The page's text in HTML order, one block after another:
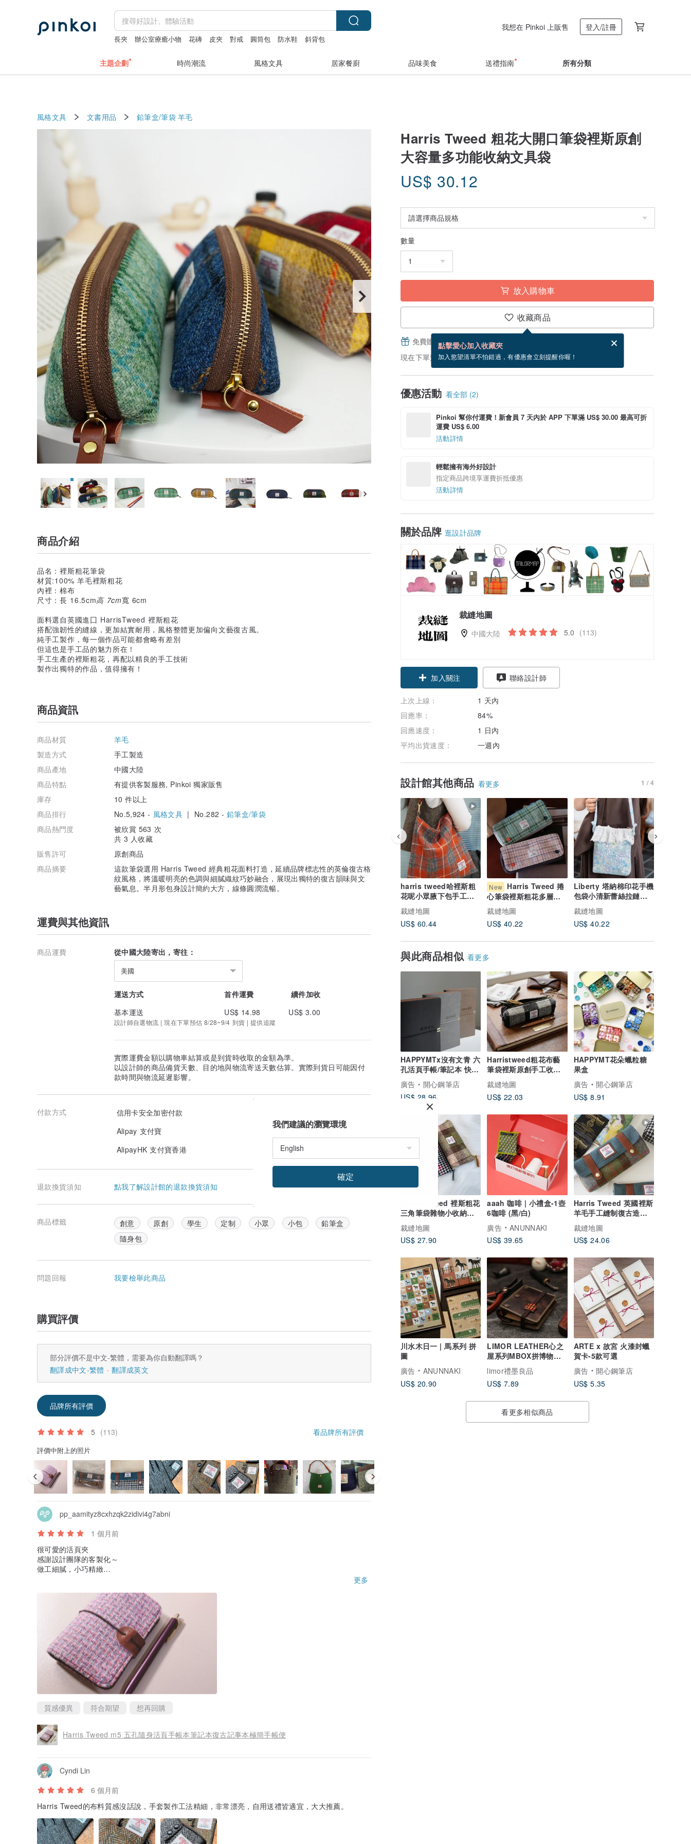
長夾 辦公室療癒小物 花磚 皮夾 對戒 圓筒包 防水鞋 斜背包
我想在 Pinkoi 上販售 登入/註冊
主題企劃 時尚潮流 風格文具 居家餐廚 品味美食 送禮指南 所有分類
風格文具 文書用品 鉛筆盒/筆袋 羊毛
Harris Tweed 粗花大開口筆袋裡斯原創
大容量多功能收納文具袋
US$ 30.12
數量
放入購物車
收藏商品
點擊愛心加入收藏夾
加入慾望清單不怕錯過，有優惠會立刻提醒你喔！
免費贈送電子賀卡，結帳完成後填寫
現在下單預估 8/28~9/4 到貨。
優惠活動 看全部 (2)
Pinkoi 幫你付運費！新會員 7 天內於 APP 下單滿 US$ 30.00 最高可折
運費 US$ 6.00
活動詳情
輕鬆擁有海外好設計
指定商品跨境享運費折抵優惠
活動詳情
關於品牌 逛設計品牌
裁縫地圖
中國大陸 5.0 (113)
加入關注 聯絡設計師
上次上線：
1 天內
回應率：
84%
回應速度：
1 日內
平均出貨速度：
一週內
設計館其他商品 看更多 1 / 4
harris tweed哈裡斯粗
花呢小眾腋下包手工布
袋上課上班通勤單肩
裁縫地圖
US$ 60.44
New Harris Tweed 捲
心筆袋裡斯粗花多層文
具袋鉛筆盒便攜旅行收
納
裁縫地圖
US$ 40.22
Liberty 塔納棉印花手機
包袋小清新蕾絲拉鏈小
包女斜跨單肩豎款包
裁縫地圖
US$ 40.22
與此商品相似 看更多
HAPPYMTx沒有文青 六
孔活頁手帳/筆記本 快速
出貨
廣告
開心鋼筆店
US$ 28.96
Harristweed粗花布藝
筆袋裡斯原創手工收納
大容量簡約文具袋
裁縫地圖
US$ 22.03
HAPPYMT花朵蠟粒糖
果盒
廣告
開心鋼筆店
US$ 8.91
Harris Tweed 裡斯粗花
三角筆袋雜物小收納包
大容量便攜文具袋
裁縫地圖
US$ 27.90
aaah 咖啡 | 小禮盒-1壺
6咖啡 (黑/白)
廣告
ANUNNAKI
US$ 39.65
Harris Tweed 英國裡斯
羊毛手工縫制復古造型
筆袋收納袋文具包
裁縫地圖
US$ 24.06
川水木日一 | 馬系列 拼
圖
廣告
ANUNNAKI
US$ 20.90
LIMOR LEATHER心之
屋系列MBOX拼博物館
牛皮活頁記事本a8a7a6
limor禮墨良品
US$ 7.89
ARTE x 故宮 火漆封蠟
賀卡-5款可選
廣告
開心鋼筆店
US$ 5.35
看更多相似商品
商品介紹
品名：裡斯粗花筆袋
材質:100% 羊毛裡斯粗花
內裡：棉布
尺寸：長 16.5cm高 7cm寬 6cm
面料選自英國進囗 HarrisTweed 裡斯粗花
搭配強韌性的縫線，更加結實耐用，風格整體更加偏向文藝復古風。
純手工製作，每一個作品可能都會略有差別
但這也是手工品的魅力所在！
手工生產的裡斯粗花，再配以精良的手工技術
製作出獨特的作品，值得擁有！
商品資訊
商品材質
羊毛
製造方式
手工製造
商品產地
中國大陸
商品特點
有提供客製服務, Pinkoi 獨家販售
庫存
10 件以上
商品排行
No.5,924 - 風格文具| No.282 - 鉛筆盒/筆袋
商品熱門度
被欣賞 563 次
共 3 人收藏
販售許可
原創商品
商品摘要
這款筆袋選用 Harris Tweed 經典粗花面料打造，延續品牌標志性的英倫復古格
紋風格，將溫暖明亮的色調與細膩織紋巧妙融合，展現出獨特的復古韻味與文
藝氣息。半月形包身設計簡約大方，線條圓潤流暢。
運費與其他資訊
商品運費 從中國大陸寄出，寄往：
美國
運送方式 首件運費
續件加收
基本運送
US$ 14.98 US$ 3.00
設計師自選物流 | 現在下單預估 8/28~9/4 到貨 | 提供追蹤
實際運費金額以購物車結算或是到貨時收取的金額為準。
以設計師的商品備貨天數、目的地與物流寄送天數估算。實際到貨日可能因付
款時間與物流延遲影響。
付款方式
信用卡安全加密付款
Alipay 支付寶
AlipayHK 支付寶香港
退款換貨須知 點我了解設計館的退款換貨須知
商品標籤 創意 原創 學生 定制 小眾 小包
鉛筆盒
隨身包
問題回報 我要檢舉此商品
購買評價
部分評價不是中文-繁體，需要為你自動翻譯嗎？
翻譯成中文-繁體
翻譯成英文
品牌所有評價
5 (113) 看品牌所有評價
評價中附上的照片
pp_aamityz8cxhzqk2zidivi4g7abni
1 個月前
很可愛的活頁夾
感謝設計團隊的客製化～
做工細膩，小巧精緻
更多
質感優異 符合期望 想再回購
Harris Tweed m5 五孔隨身活頁手帳本筆記本復古記事本極簡手帳便
Cyndi Lin
6 個月前
Harris Tweed的布料質感沒話說，手套製作工法精細，非常漂亮，自用送禮皆適宜，大大推薦。
我們建議的瀏覽環境
確定